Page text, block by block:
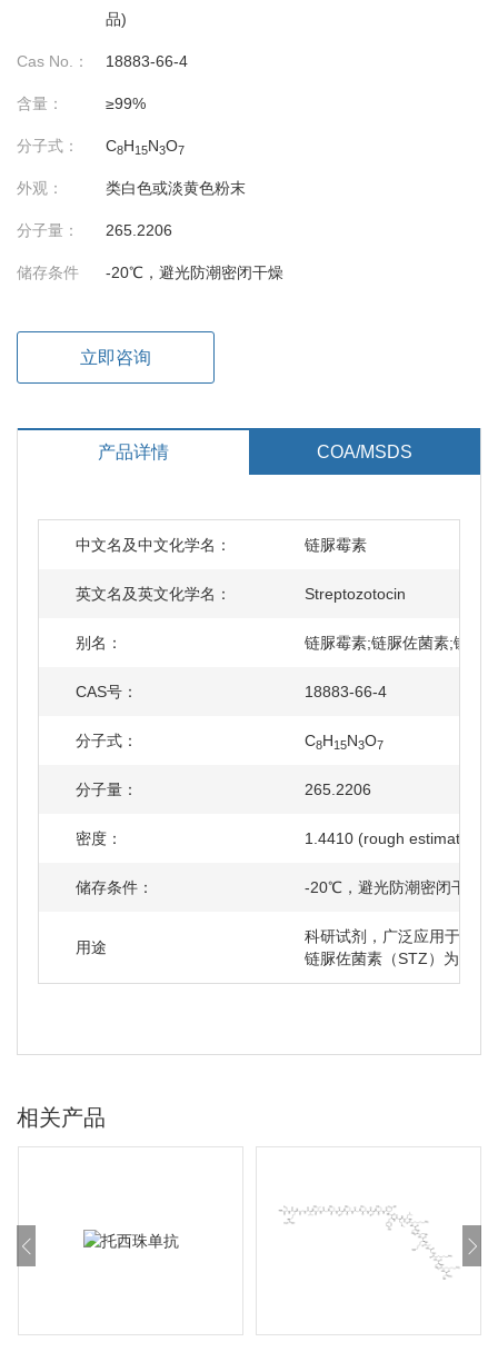
品)
Cas No.： 18883-66-4
含量： ≥99%
分子式： C8H15N3O7
外观： 类白色或淡黄色粉末
分子量： 265.2206
储存条件 -20℃，避光防潮密闭干燥
立即咨询
产品详情 COA/MSDS
中文名及中文化学名： 链脲霉素
英文名及英文化学名： Streptozotocin
别名： 链脲霉素;链脲佐菌素;链氮
CAS号： 18883-66-4
分子式： C8H15N3O7
分子量： 265.2206
密度： 1.4410 (rough estimate)
储存条件： -20℃，避光防潮密闭干燥
用途
科研试剂，广泛应用于分
链脲佐菌素（STZ）为
相关产品